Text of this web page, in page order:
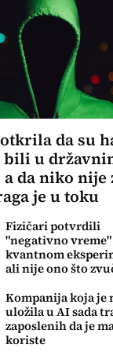
da su
bili u
da niko nije
je u toku
Fizičari potvrdili
"negativno
kvantnom
ali nije ono što
Kompanija koja je
uložila u AI sada
zaposlenih da je
koriste